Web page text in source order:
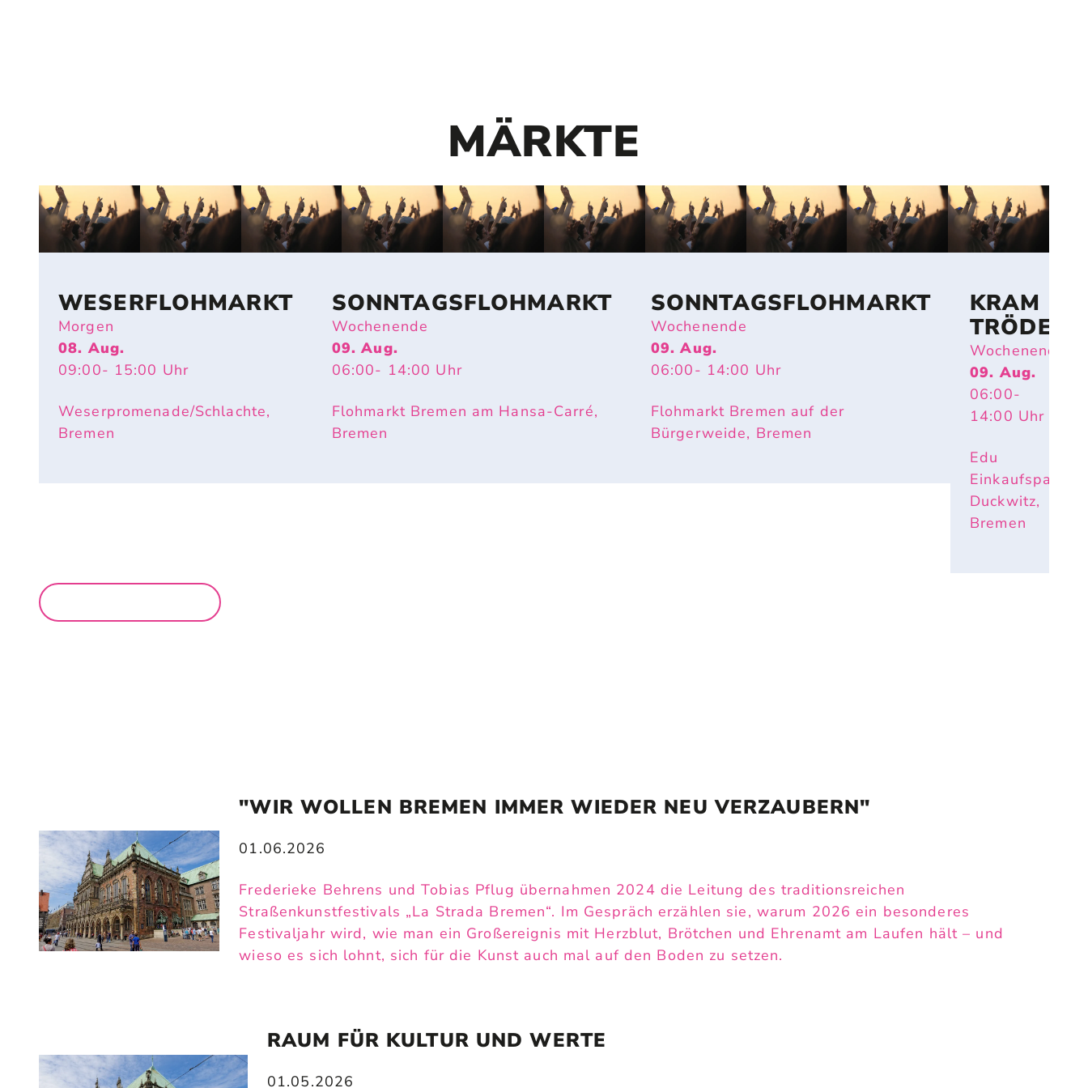
MÄRKTE
WESERFLOHMARKT
Morgen
08. Aug.
09:00- 15:00 Uhr
Weserpromenade/Schlachte,
Bremen
SONNTAGSFLOHMARKT
Wochenende
09. Aug.
06:00- 14:00 Uhr
Flohmarkt Bremen am Hansa-Carré,
Bremen
SONNTAGSFLOHMARKT
Wochenende
09. Aug.
06:00- 14:00 Uhr
Flohmarkt Bremen auf der
Bürgerweide, Bremen
KRAM &
TRÖDEL
Wochenende
09. Aug.
06:00-
14:00 Uhr
Edu
Einkaufspark
Duckwitz,
Bremen
"WIR WOLLEN BREMEN IMMER WIEDER NEU VERZAUBERN"
01.06.2026
Frederieke Behrens und Tobias Pflug übernahmen 2024 die Leitung des traditionsreichen
Straßenkunstfestivals „La Strada Bremen“. Im Gespräch erzählen sie, warum 2026 ein besonderes
Festivaljahr wird, wie man ein Großereignis mit Herzblut, Brötchen und Ehrenamt am Laufen hält – und
wieso es sich lohnt, sich für die Kunst auch mal auf den Boden zu setzen.
RAUM FÜR KULTUR UND WERTE
01.05.2026